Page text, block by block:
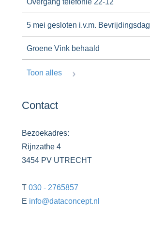
5 mei gesloten i.v.m. Bevrijdingsdag
Groene Vink behaald
Toon alles
Contact
Bezoekadres:
Rijnzathe 4
3454 PV UTRECHT
T 030 - 2765857
E info@dataconcept.nl